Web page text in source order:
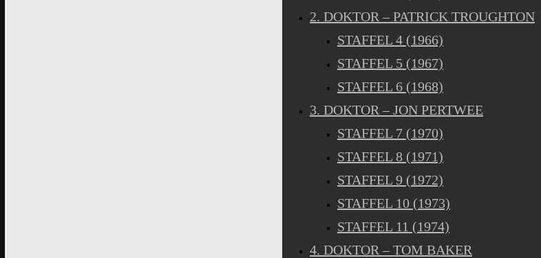
2. DOKTOR – PATRICK TROUGHTON
STAFFEL 4 (1966)
STAFFEL 5 (1967)
STAFFEL 6 (1968)
3. DOKTOR – JON PERTWEE
STAFFEL 7 (1970)
STAFFEL 8 (1971)
STAFFEL 9 (1972)
STAFFEL 10 (1973)
STAFFEL 11 (1974)
4. DOKTOR – TOM BAKER